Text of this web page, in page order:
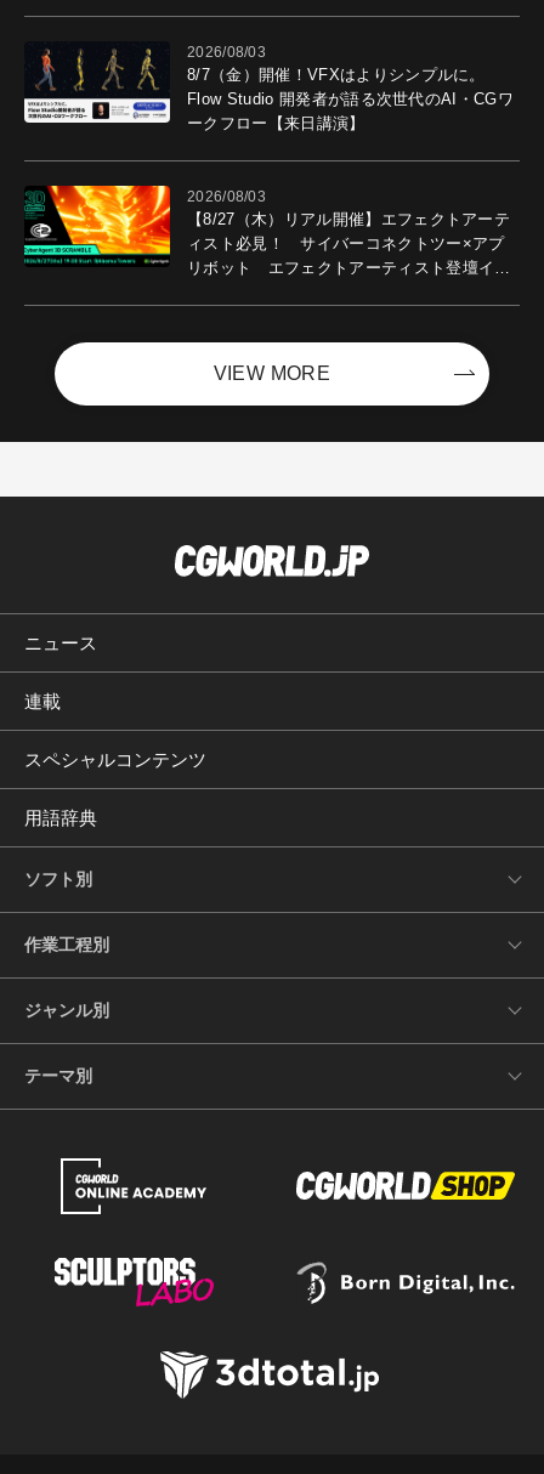
2026/08/03
8/7（金）開催！VFXはよりシンプルに。
Flow Studio 開発者が語る次世代のAI・CGワ
ークフロー【来日講演】
2026/08/03
【8/27（木）リアル開催】エフェクトアーテ
ィスト必見！ サイバーコネクトツー×アプ
リボット エフェクトアーティスト登壇イベ
VIEW MORE
ニュース
連載
スペシャルコンテンツ
用語辞典
ソフト別
作業工程別
ジャンル別
テーマ別